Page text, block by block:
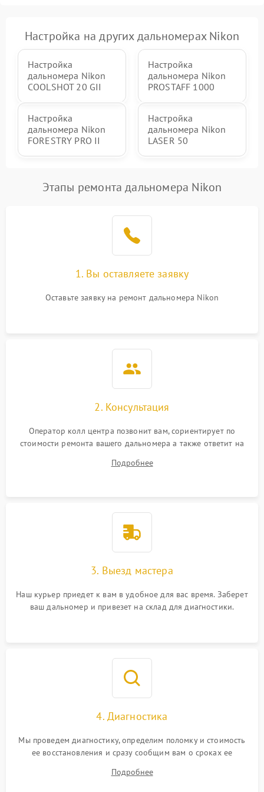
Настройка на других дальномерах Nikon
Настройка
дальномера Nikon
COOLSHOT 20 GII
Настройка
дальномера Nikon
PROSTAFF 1000
Настройка
дальномера Nikon
FORESTRY PRO II
Настройка
дальномера Nikon
LASER 50
Этапы ремонта дальномера Nikon
1. Вы оставляете заявку
Оставьте заявку на ремонт дальномера Nikon
2. Консультация
Оператор колл центра позвонит вам, сориентирует по
стоимости ремонта вашего дальномера а также ответит на
Подробнее
3. Выезд мастера
Наш курьер приедет к вам в удобное для вас время. Заберет
ваш дальномер и привезет на склад для диагностики.
4. Диагностика
Мы проведем диагностику, определим поломку и стоимость
ее восстановления и сразу сообщим вам о сроках ее
Подробнее